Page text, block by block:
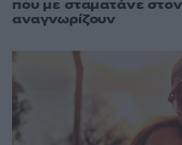
που με σταματάνε
αναγνωρίζουν